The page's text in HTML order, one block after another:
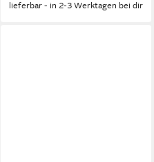
lieferbar - in 2-3 Werktagen bei dir